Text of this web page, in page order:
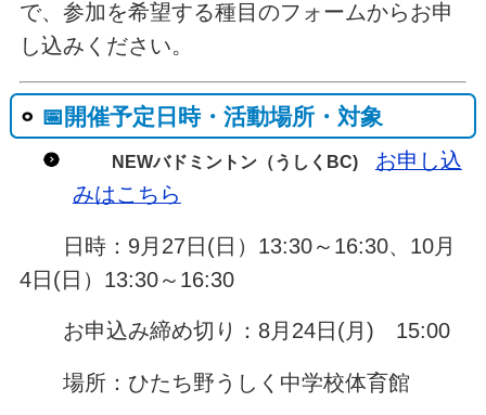
で、参加を希望する種目のフォームからお申
し込みください。
📅開催予定日時・活動場所・対象
NEWバドミントン（うしくBC)
お申し込
みはこちら
日時：9月27日(日）13:30～16:30、10月
4日(日）13:30～16:30
お申込み締め切り：8月24日(月) 15:00
場所：ひたち野うしく中学校体育館